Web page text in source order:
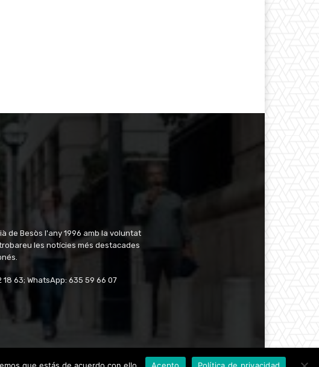
de Besòs l'any 1996 amb la voluntat
les notícies més destacades
18 63; WhatsApp: 635 59 66 07